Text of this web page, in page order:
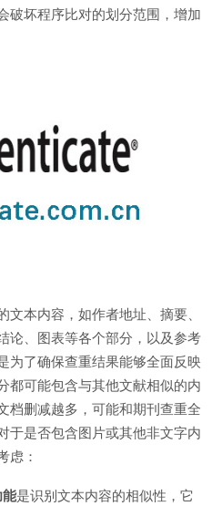
破坏程序比对的划分范围，增加
本内容，如作者地址、摘要、
论、图表等各个部分，以及参考
为了确保查重结果能够全面反映
都可能包含与其他文献相似的内
档删减越多，可能和期刊查重全
于是否包含图片或其他非文字内
虑：
是识别文本内容的相似性，它